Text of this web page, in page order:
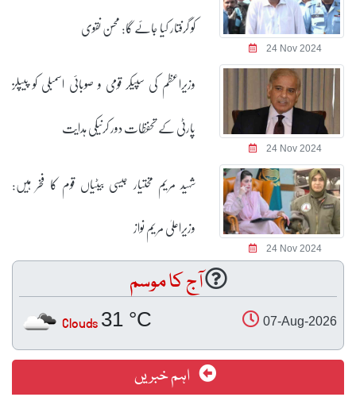
24 Nov 2024
کو گرفتار کیا جائے گا: محسن نقوی
24 Nov 2024
وزیراعظم کی سپیکر قومی و صوبائی اسمبلی کو پیپلز
پارٹی کے تحفظات دور کرنیکی ہدایت
24 Nov 2024
شہید مریم مختیار جیسی بیٹیاں قوم کا فخر ہیں:
وزیراعلیٰ مریم نواز
آج کا موسم
07-Aug-2026
31 °C
Clouds
اہم خبریں